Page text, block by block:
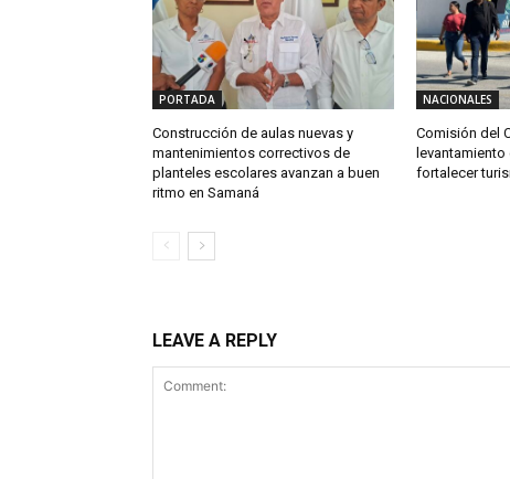
PORTADA
Construcción de aulas nuevas y
mantenimientos correctivos de
planteles escolares avanzan a buen
ritmo en Samaná
NACIONALES
Comisión del
levantamiento
fortalecer
LEAVE A REPLY